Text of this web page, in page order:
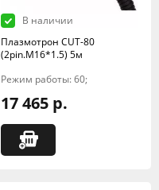
В наличии
Плазмотрон CUT-80
(2pin.M16*1.5) 5м
Режим работы: 60;
17 465 р.